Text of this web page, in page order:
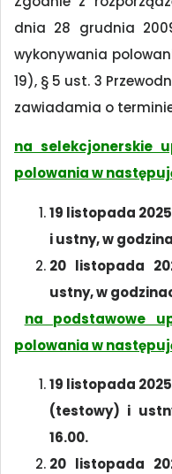
dnia 28 grudnia
wykonywania
19), § 5 ust. 3
zawiadamia o
na selekcjonerskie
polowania w
19 listopada
i ustny,w
20 listopada
ustny,w
na podstawowe
polowania w
19 listopada
(testowy) i
16.00.
20 listopada